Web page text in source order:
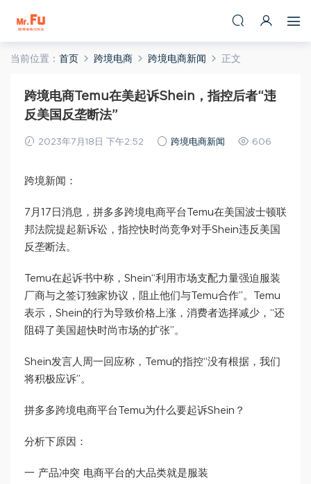
当前位置： 首页 跨境电商 跨境电商新闻 正文
跨境电商Temu在美起诉Shein，指控后者“违
反美国反垄断法”
2023年7月18日 下午2:52 跨境电商新闻 606
跨境新闻：
7月17日消息，拼多多跨境电商平台Temu在美国波士顿联
邦法院提起新诉讼，指控快时尚竞争对手Shein违反美国
反垄断法。
Temu在起诉书中称，Shein“利用市场支配力量强迫服装
厂商与之签订独家协议，阻止他们与Temu合作”。Temu
表示，Shein的行为导致价格上涨，消费者选择减少，“还
阻碍了美国超快时尚市场的扩张”。
Shein发言人周一回应称，Temu的指控“没有根据，我们
将积极应诉”。
拼多多跨境电商平台Temu为什么要起诉Shein？
分析下原因：
一 产品冲突 电商平台的大品类就是服装